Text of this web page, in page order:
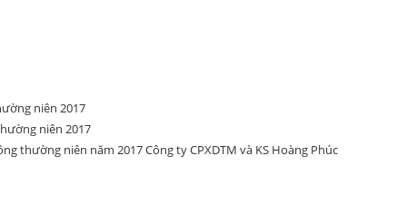
niên 2017
niên 2017
thường niên năm 2017 Công ty CPXDTM và KS Hoàng Phúc